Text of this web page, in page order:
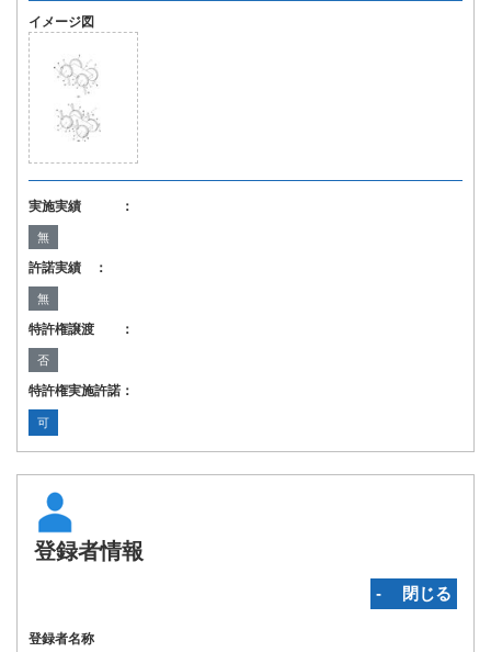
イメージ図
実施実績 ：
無
許諾実績 ：
無
特許権譲渡 ：
否
特許権実施許諾：
可
登録者情報
‐ 閉じる
登録者名称